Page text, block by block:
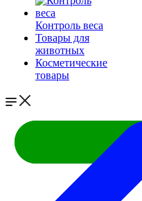
Контроль веса
Товары для
животных
Косметические
товары